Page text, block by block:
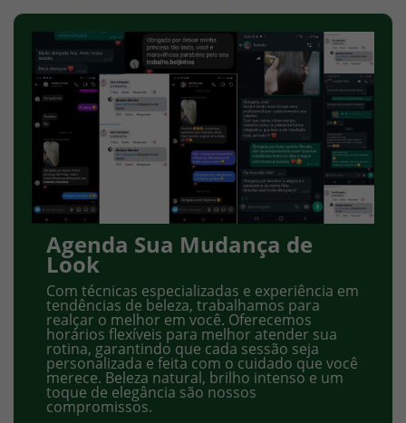
Agenda Sua Mudança de
Look
Com técnicas especializadas e experiência em
tendências de beleza, trabalhamos para
realçar o melhor em você. Oferecemos
horários flexíveis para melhor atender sua
rotina, garantindo que cada sessão seja
personalizada e feita com o cuidado que você
merece. Beleza natural, brilho intenso e um
toque de elegância são nossos
compromissos.